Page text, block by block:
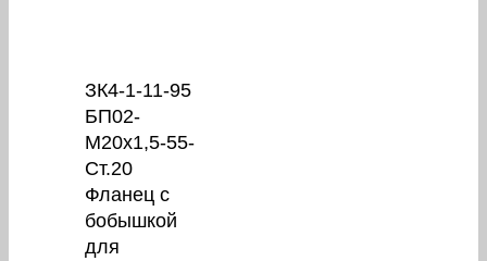
ЗК4-1-11-95
БП02-
М20х1,5-55-
Ст.20
Фланец с
бобышкой
для